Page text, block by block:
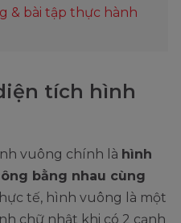
& bài tập thực hành
tích hình
vuông chính là hình
bằng nhau cùng
tế, hình vuông là một
chữ nhật khi có 2 cạnh